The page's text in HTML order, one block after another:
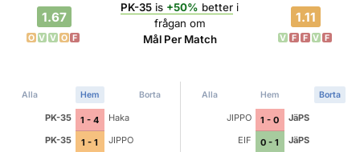
1.67
O V V O F
PK-35 is +50% better i
frågan om
Mål Per Match
1.11
V F F V F
Alla Hem Borta
PK-35 1 - 4
Haka
PK-35
1 - 1
JIPPO
Alla Hem Borta
JIPPO 1 - 0
JäPS
EIF
0 - 1
JäPS